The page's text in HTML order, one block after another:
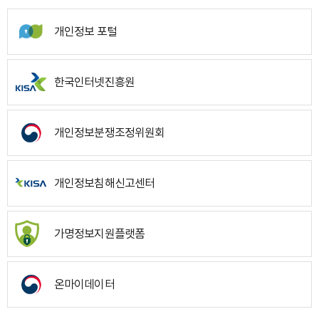
개인정보 포털
한국인터넷진흥원
개인정보분쟁조정위원회
개인정보침해신고센터
가명정보지원플랫폼
온마이데이터